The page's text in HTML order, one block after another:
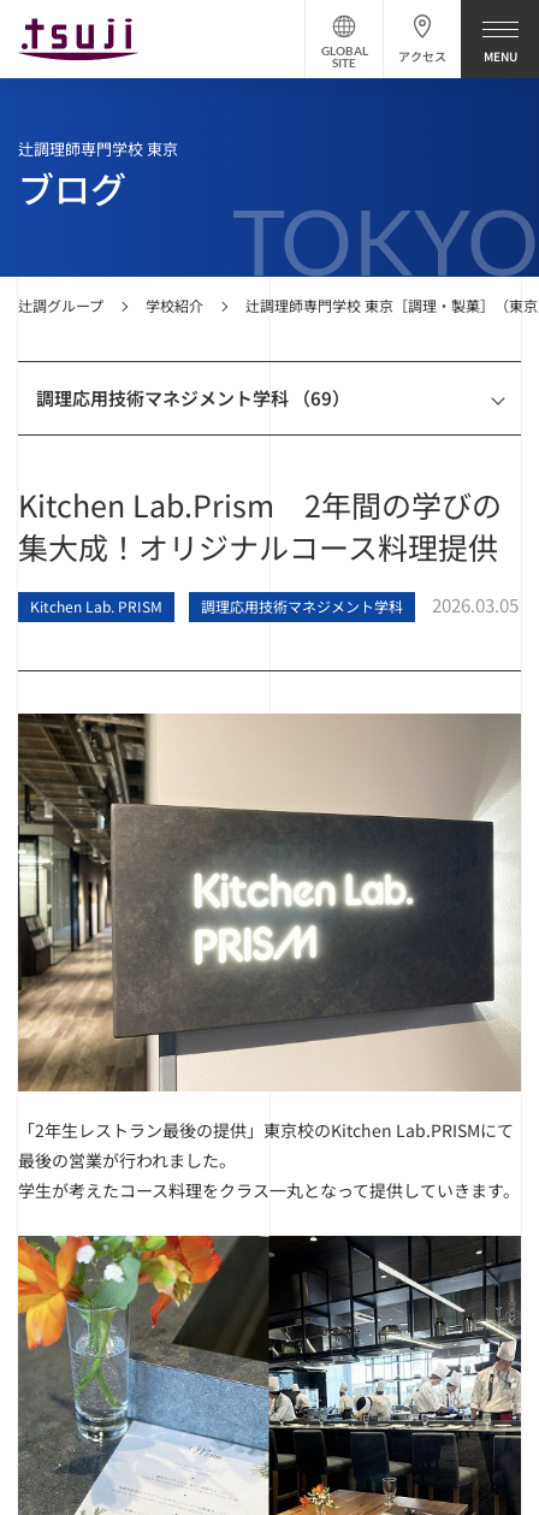
アクセス
GLOBAL
SITE
TOKYO
辻調グループ 学校紹介 辻調理師専門学校 東京［調理・製菓］（東
辻調理師専門学校 東京
ブログ
調理応用技術マネジメント学科 （69）
Kitchen Lab.Prism 2年間の学びの
集大成！オリジナルコース料理提供
Kitchen Lab. PRISM 調理応用技術マネジメント学科 2026.03.05
「2年生レストラン最後の提供」 東京校のKitchen Lab.PRISMにて
最後の営業が行われました。
学生が考えたコース料理をクラス一丸となって提供していきます。